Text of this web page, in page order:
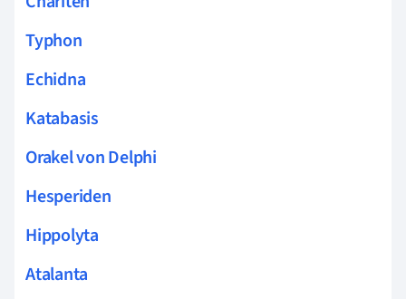
Typhon
Echidna
Katabasis
Orakel von Delphi
Hesperiden
Hippolyta
Atalanta